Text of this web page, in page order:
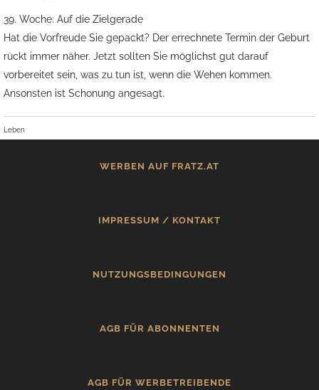
39. Woche: Auf die Zielgerade
Hat die Vorfreude Sie gepackt? Der errechnete Termin der Geburt
rückt immer näher. Jetzt sollten Sie möglichst gut darauf
vorbereitet sein, was zu tun ist, wenn die Wehen kommen.
Ansonsten ist Schonung angesagt.
Leben
WERBEN AUF FRATZ.AT
IMPRESSUM / KONTAKT
NUTZUNGSBEDINGUNGEN
AGB FÜR ABONNENTEN
AGB FÜR WERBETREIBENDE